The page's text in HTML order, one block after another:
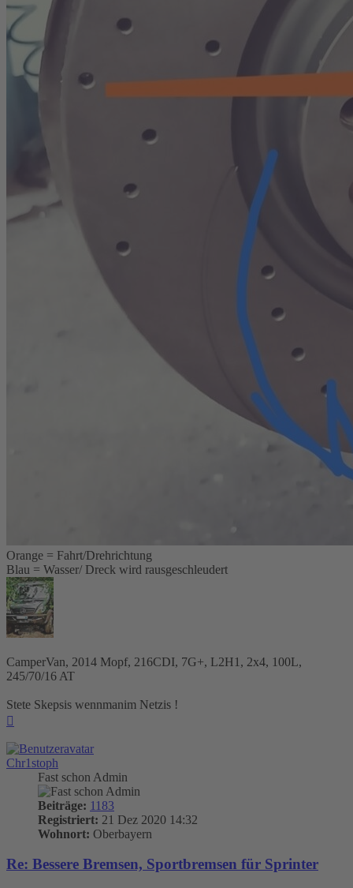
Orange = Fahrt/Drehrichtung
Blau = Wasser/ Dreck wird rausgeschleudert
CamperVan, 2014 Mopf, 216CDI, 7G+, L2H1, 2x4, 100L,
245/70/16 AT
Stete Skepsis wennmanim Netzis !
Chr1stoph
Fast schon Admin
Beiträge: 1183
Registriert: 21 Dez 2020 14:32
Wohnort: Oberbayern
Re: Bessere Bremsen, Sportbremsen für Sprinter